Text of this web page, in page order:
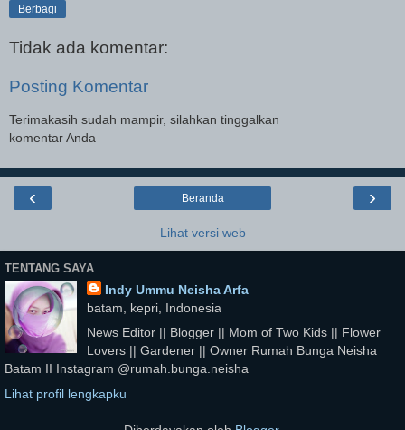
Berbagi
Tidak ada komentar:
Posting Komentar
Terimakasih sudah mampir, silahkan tinggalkan
komentar Anda
‹ ›
Beranda
Lihat versi web
TENTANG SAYA
Indy Ummu Neisha Arfa
batam, kepri, Indonesia
News Editor || Blogger || Mom of Two Kids || Flower
Lovers || Gardener || Owner Rumah Bunga Neisha
Batam II Instagram @rumah.bunga.neisha
Lihat profil lengkapku